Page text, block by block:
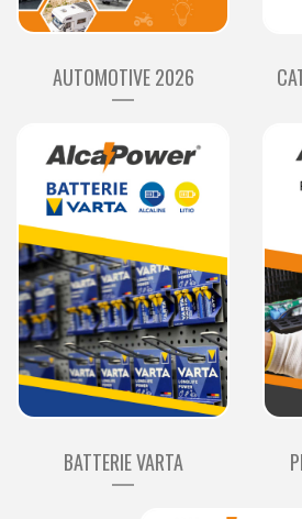
AUTOMOTIVE 2026
BATTERIE VARTA